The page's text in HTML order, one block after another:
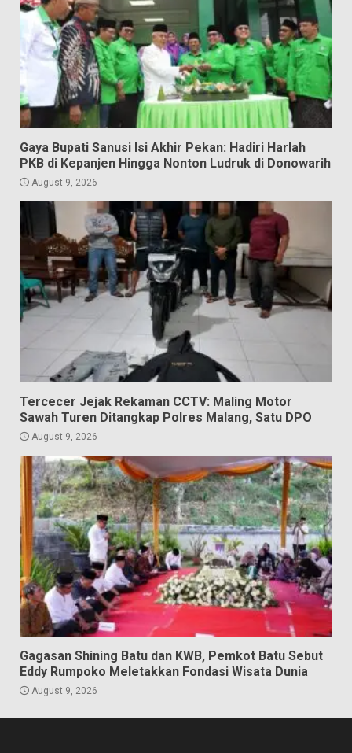
Gaya Bupati Sanusi Isi Akhir Pekan: Hadiri Harlah
PKB di Kepanjen Hingga Nonton Ludruk di Donowarih
August 9, 2026
Tercecer Jejak Rekaman CCTV: Maling Motor
Sawah Turen Ditangkap Polres Malang, Satu DPO
August 9, 2026
Gagasan Shining Batu dan KWB, Pemkot Batu Sebut
Eddy Rumpoko Meletakkan Fondasi Wisata Dunia
August 9, 2026